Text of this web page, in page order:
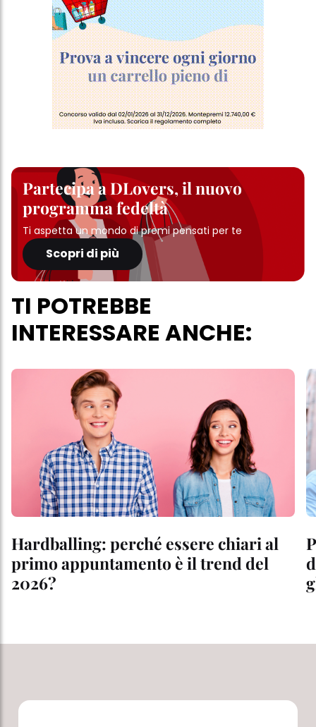
Partecipa a DLovers, il nuovo
programma fedeltà
Ti aspetta un mondo di premi pensati per te
Scopri di più
TI POTREBBE
INTERESSARE ANCHE:
Hardballing: perché essere chiari al
primo appuntamento è il trend del
2026?